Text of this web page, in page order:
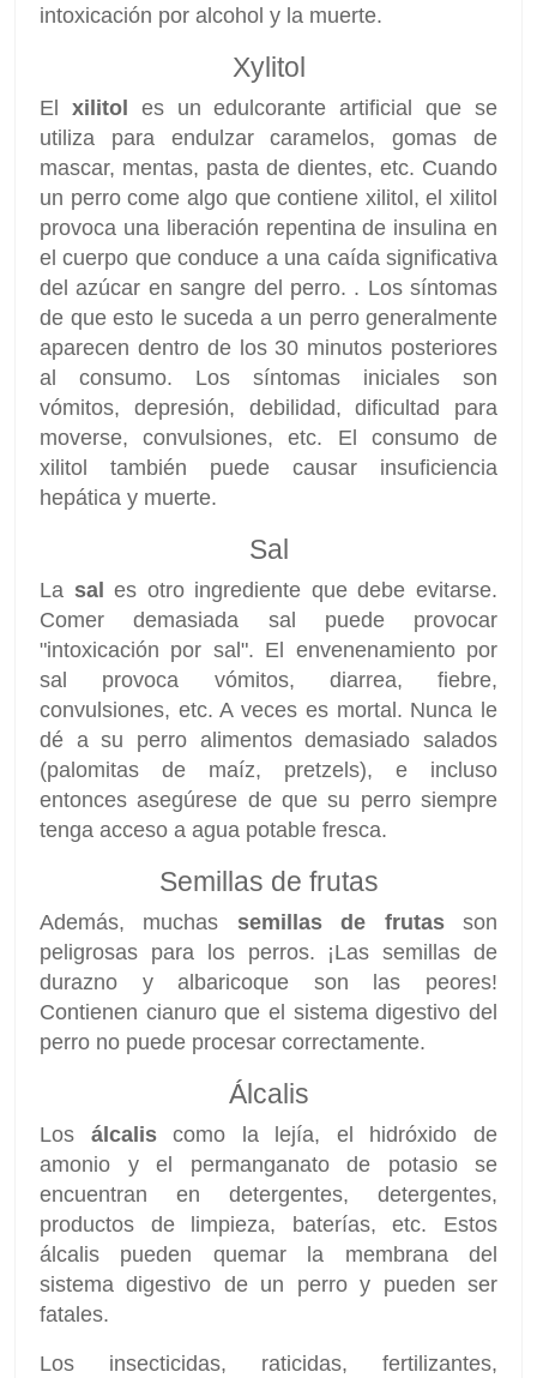
intoxicación por alcohol y la muerte.
Xylitol
El xilitol
es un edulcorante artificial que se
utiliza para endulzar caramelos, gomas de
mascar, mentas, pasta de dientes, etc. Cuando
un perro come algo que contiene xilitol, el xilitol
provoca una liberación repentina de insulina en
el cuerpo que conduce a una caída significativa
del azúcar en sangre del perro. . Los síntomas
de que esto le suceda a un perro generalmente
aparecen dentro de los 30 minutos posteriores
al consumo. Los síntomas iniciales son
vómitos, depresión, debilidad, dificultad para
moverse, convulsiones, etc. El consumo de
xilitol también puede causar insuficiencia
hepática y muerte.
Sal
La sal
es otro ingrediente que debe evitarse.
Comer demasiada sal puede provocar
"intoxicación por sal". El envenenamiento por
sal provoca vómitos, diarrea, fiebre,
convulsiones, etc. A veces es mortal. Nunca le
dé a su perro alimentos demasiado salados
(palomitas de maíz, pretzels), e incluso
entonces asegúrese de que su perro siempre
tenga acceso a agua potable fresca.
Semillas de frutas
Además, muchas semillas de frutasson
peligrosas para los perros. ¡Las semillas de
durazno y albaricoque son las peores!
Contienen cianuro que el sistema digestivo del
perro no puede procesar correctamente.
Álcalis
Los álcaliscomo la lejía, el hidróxido de
amonio y el permanganato de potasio se
encuentran en detergentes, detergentes,
productos de limpieza, baterías, etc. Estos
álcalis pueden quemar la membrana del
sistema digestivo de un perro y pueden ser
fatales.
Los insecticidas, raticidas, fertilizantes,